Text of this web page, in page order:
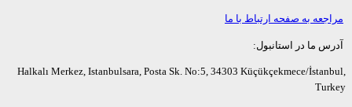
به صفحه ارتباط با ما
ما در استانبول:
Halkalı Merkez, Istanbulsara, Posta Sk. No:5, 34303 Küçükçekmece/